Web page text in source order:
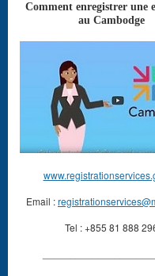
Comment enregistrer une
au Cambodge
Email :
Tel : +855 81 888